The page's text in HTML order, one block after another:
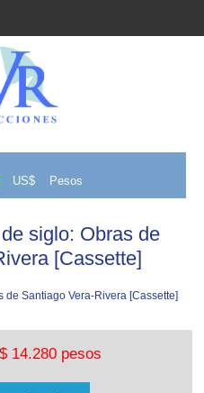
US$ Pesos
siglo: Obras de
[Cassette]
$ 14.280 pesos